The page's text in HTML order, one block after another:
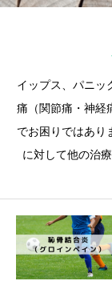
イップス、パニッ
痛（関節痛・神経
でお困りではあり
に対して他の治